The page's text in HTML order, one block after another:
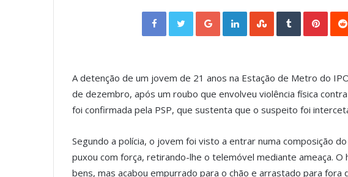
Facebook Twitter Google+ LinkedIn StumbleUpon Tumblr
A detenção de um jovem de 21 anos na Estação de Metro do
de dezembro, após um roubo que envolveu violência física
foi confirmada pela PSP, que sustenta que o suspeito foi
Segundo a polícia, o jovem foi visto a entrar numa composição
puxou com força, retirando-lhe o telemóvel mediante ameaça.
bens, mas acabou empurrado para o chão e arrastado para fora